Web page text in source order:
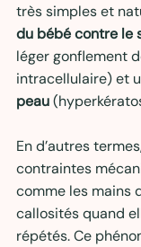
très simples et
du bébé contre le
léger gonflement
intracellulaire) et
peau
En d’autres
contraintes
comme les mains
callosités quand
répétés. Ce